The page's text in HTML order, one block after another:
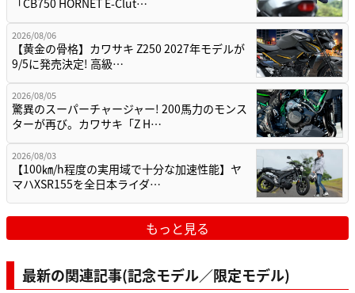
2026/08/06
【黄金の骨格】カワサキ Z250 2027年モデルが
9/5に発売決定! 高級…
2026/08/05
驚異のスーパーチャージャー! 200馬力のモンス
ターが再び。カワサキ「Z H…
2026/08/03
【100㎞/h程度の実用域で十分な加速性能】ヤ
マハXSR155を全日本ライダ…
もっと見る
最新の関連記事(記念モデル／限定モデル)